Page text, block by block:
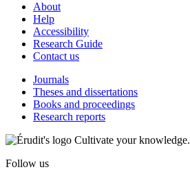
About
Help
Accessibility
Research Guide
Contact us
Journals
Theses and dissertations
Books and proceedings
Research reports
Cultivate your knowledge.
Follow us